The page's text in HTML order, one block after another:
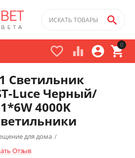
0


 

Светильник
Luce Черный/
4000K
для дома /
/
Отзыв